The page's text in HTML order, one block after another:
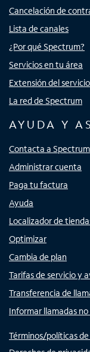
Cancelación de
Lista de canales
¿Por qué Spectrum?
Servicios en tu área
Extensión del
La red de Spectrum
AYUDA Y
Contacta a Spectrum
Administrar cuenta
Paga tu factura
Ayuda
Localizador de
Optimizar
Cambia de plan
Tarifas de servicio y
Transferencia de
Informar llamadas
Términos/políticas